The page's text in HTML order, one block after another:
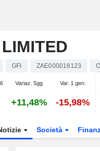
GFI ZAE000018123
Variaz. 5gg Var. 1 gen.
+11,48% -15,98%
Società